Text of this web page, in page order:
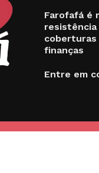
Farofafá é
coberturas
finanças
Entre em